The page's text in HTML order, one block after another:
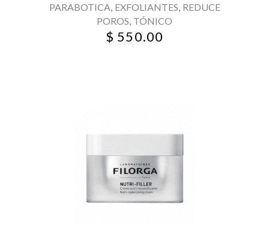
PARABOTICA, EXFOLIANTES, REDUCE
POROS, TÓNICO
$ 550.00